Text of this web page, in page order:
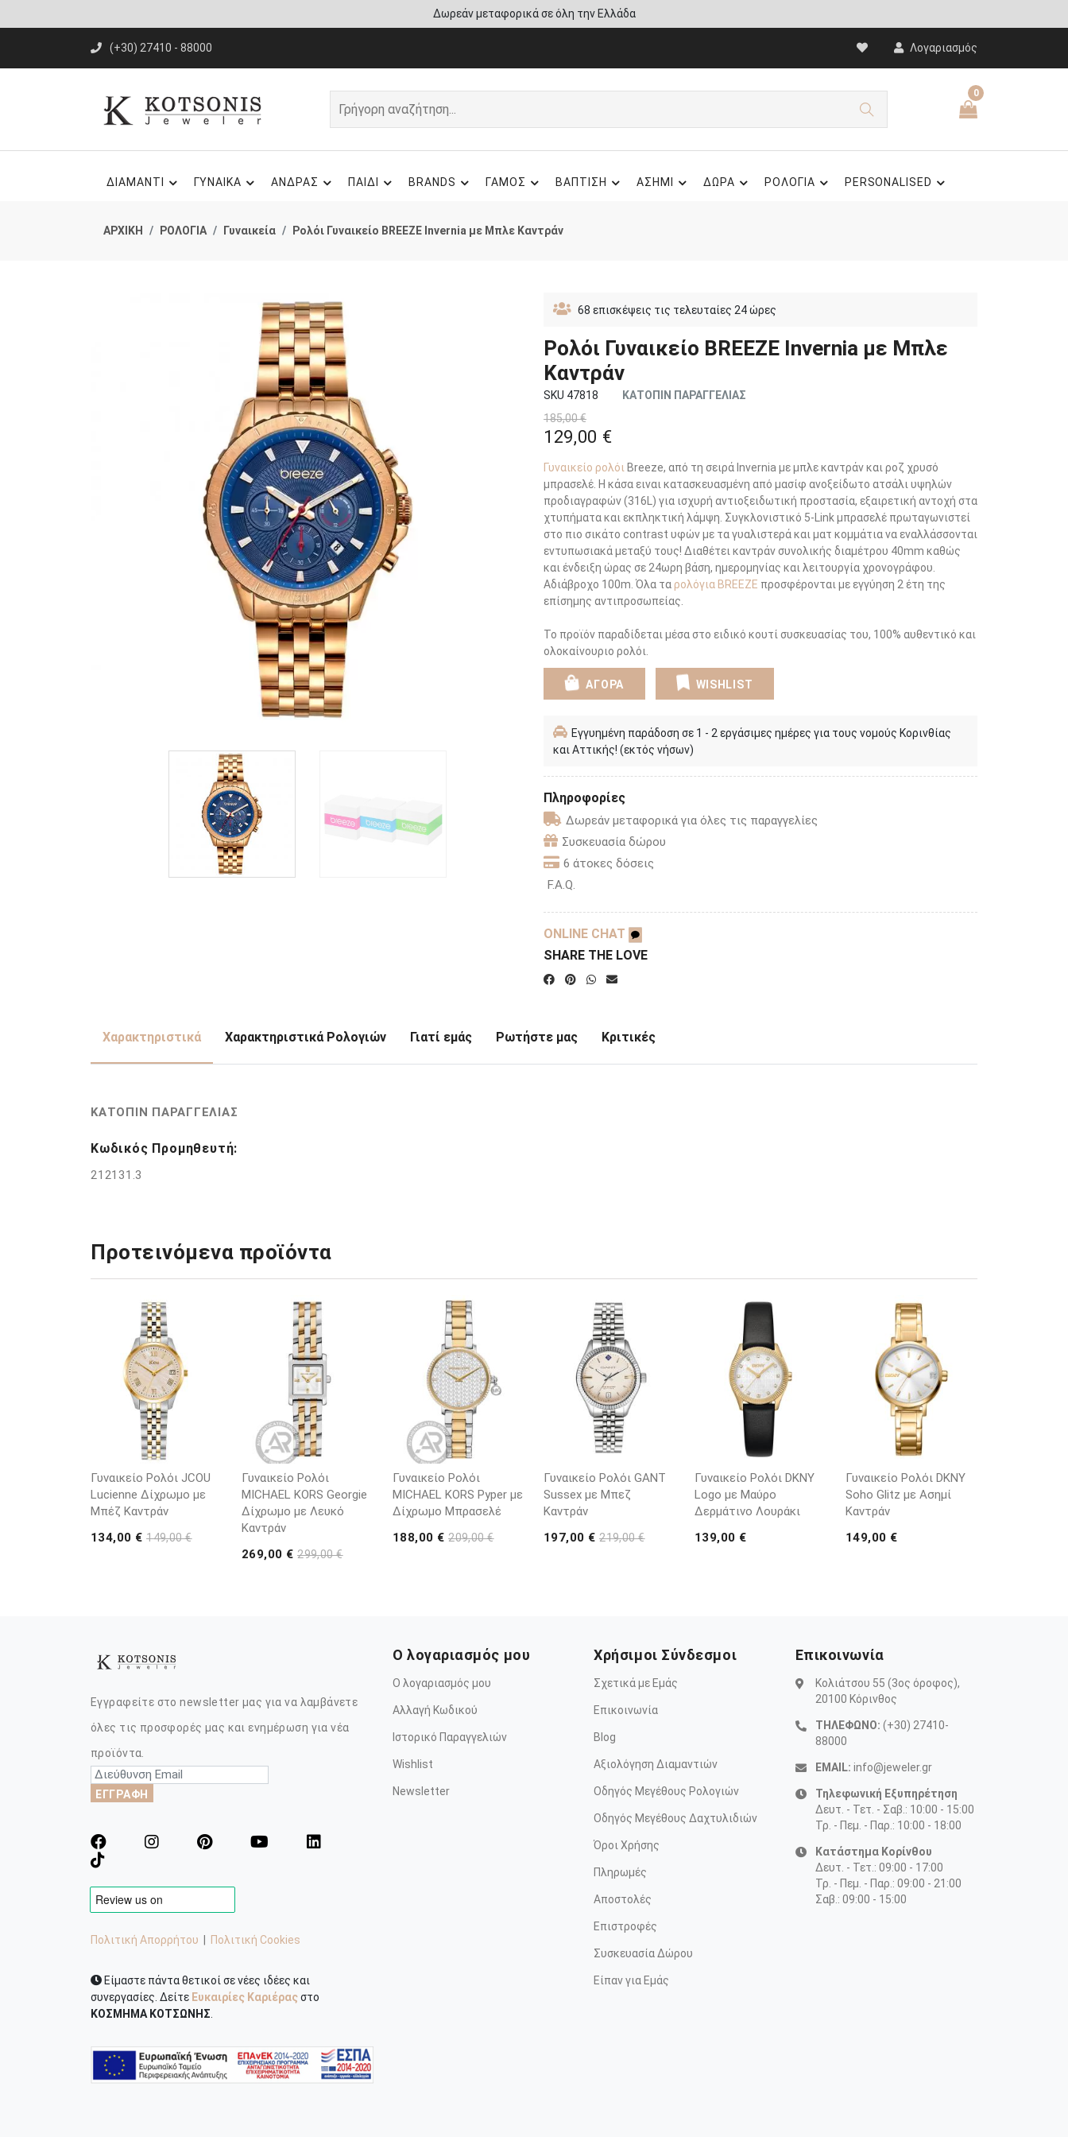
Άμεση παράδοση - Δικαίωμα επιστροφής
(+30) 27410 - 88000 Λογαριασμός
0
ΔΙΑΜΑΝΤΙ ΓΥΝΑΙΚΑ ΑΝΔΡΑΣ ΠΑΙΔΙ BRANDS ΓΑΜΟΣ ΒΑΠΤΙΣΗ ΑΣΗΜΙ ΔΩΡΑ ΡΟΛΟΓΙΑ PERSONALISED
ΑΡΧΙΚΗ ΡΟΛΟΓΙΑ Γυναικεία Ρολόι Γυναικείο BREEZE Invernia με Μπλε Καντράν
68 επισκέψεις τις τελευταίες 24 ώρες
Ρολόι Γυναικείο BREEZE Invernia με Μπλε
Καντράν
SKU 47818
ΚΑΤΟΠΙΝ ΠΑΡΑΓΓΕΛΙΑΣ
185,00 €
129,00 €
Γυναικείο ρολόι Breeze, από τη σειρά Invernia με μπλε καντράν και ροζ χρυσό
μπρασελέ. Η κάσα ειναι κατασκευασμένη από μασίφ ανοξείδωτο ατσάλι υψηλών
προδιαγραφών (316L) για ισχυρή αντιοξειδωτική προστασία, εξαιρετική αντοχή στα
χτυπήματα και εκπληκτική λάμψη. Συγκλονιστικό 5-Link μπρασελέ πρωταγωνιστεί
στο πιο σικάτο contrast υφών με τα γυαλιστερά και ματ κομμάτια να εναλλάσσονται
εντυπωσιακά μεταξύ τους! Διαθέτει καντράν συνολικής διαμέτρου 40mm καθώς
και ένδειξη ώρας σε 24ωρη βάση, ημερομηνίας και λειτουργία χρονογράφου.
Αδιάβροχο 100m. Όλα τα ρολόγια BREEZE προσφέρονται με εγγύηση 2 έτη της
επίσημης αντιπροσωπείας.
Το προϊόν παραδίδεται μέσα στο ειδικό κουτί συσκευασίας του, 100% αυθεντικό και
ολοκαίνουριο ρολόι.
ΑΓΟΡΑ WISHLIST
Εγγυημένη παράδοση σε 1 - 2 εργάσιμες ημέρες για τους νομούς Κορινθίας
και Αττικής! (εκτός νήσων)
Πληροφορίες
Δωρεάν μεταφορικά για όλες τις παραγγελίες
Συσκευασία δώρου
6 άτοκες δόσεις
F.A.Q.
ONLINE CHAT
SHARE THE LOVE
Χαρακτηριστικά Χαρακτηριστικά Ρολογιών Γιατί εμάς Ρωτήστε μας Κριτικές
ΚΑΤΟΠΙΝ ΠΑΡΑΓΓΕΛΙΑΣ
Κωδικός Προμηθευτή:
212131.3
Προτεινόμενα προϊόντα
Γυναικείο Ρολόι JCOU
Lucienne Δίχρωμο με
Μπέζ Καντράν
134,00 €149,00 €
Γυναικείο Ρολόι
MICHAEL KORS Georgie
Δίχρωμο με Λευκό
Καντράν
269,00 €299,00 €
Γυναικείο Ρολόι
MICHAEL KORS Pyper με
Δίχρωμο Μπρασελέ
188,00 €209,00 €
Γυναικείο Ρολόι GANT
Sussex με Μπεζ
Καντράν
197,00 €219,00 €
Γυναικείο Ρολόι DKNY
Logo με Μαύρο
Δερμάτινο Λουράκι
139,00 €
Γυναικείο Ρολόι DKNY
Soho Glitz με Ασημί
Καντράν
149,00 €
Εγγραφείτε στο newsletter μας για να λαμβάνετε
όλες τις προσφορές μας και ενημέρωση για νέα
προϊόντα.
ΕΓΓΡΑΦΗ
Πολιτική Απορρήτου Πολιτική Cookies
Είμαστε πάντα θετικοί σε νέες ιδέες και
συνεργασίες. Δείτε Ευκαιρίες Καριέραςστο
ΚΟΣΜΗΜΑ ΚΟΤΣΩΝΗΣ
Ο λογαριασμός μου
Ο λογαριασμός μου
Αλλαγή Κωδικού
Ιστορικό Παραγγελιών
Wishlist
Newsletter
Χρήσιμοι Σύνδεσμοι
Σχετικά με Εμάς
Επικοινωνία
Blog
Αξιολόγηση Διαμαντιών
Οδηγός Μεγέθους Ρολογιών
Οδηγός Μεγέθους Δαχτυλιδιών
Όροι Χρήσης
Πληρωμές
Αποστολές
Επιστροφές
Συσκευασία Δώρου
Είπαν για Εμάς
Επικοινωνία
Κολιάτσου 55 (3ος όροφος),
20100 Κόρινθος
ΤΗΛΕΦΩΝΟ: (+30) 27410-
88000
EMAIL: info@jeweler.gr
Τηλεφωνική Εξυπηρέτηση
Δευτ. - Τετ. - Σαβ.: 10:00 - 15:00
Τρ. - Πεμ. - Παρ.: 10:00 - 18:00
Κατάστημα Κορίνθου
Δευτ. - Τετ.: 09:00 - 17:00
Τρ. - Πεμ. - Παρ.: 09:00 - 21:00
Σαβ.: 09:00 - 15:00